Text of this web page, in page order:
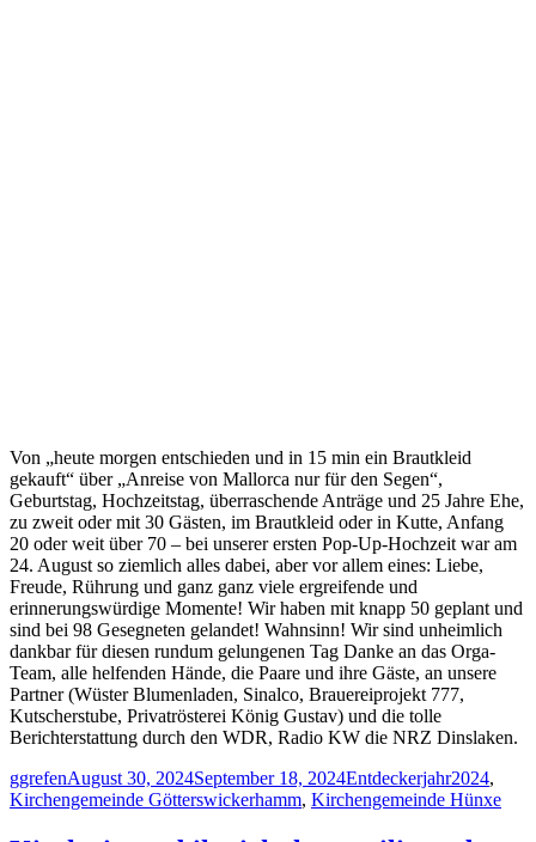
Von „heute morgen entschieden und in 15 min ein Brautkleid
gekauft“ über „Anreise von Mallorca nur für den Segen“,
Geburtstag, Hochzeitstag, überraschende Anträge und 25 Jahre Ehe,
zu zweit oder mit 30 Gästen, im Brautkleid oder in Kutte, Anfang
20 oder weit über 70 – bei unserer ersten Pop-Up-Hochzeit war am
24. August so ziemlich alles dabei, aber vor allem eines: Liebe,
Freude, Rührung und ganz ganz viele ergreifende und
erinnerungswürdige Momente! Wir haben mit knapp 50 geplant und
sind bei 98 Gesegneten gelandet! Wahnsinn! Wir sind unheimlich
dankbar für diesen rundum gelungenen Tag Danke an das Orga-
Team, alle helfenden Hände, die Paare und ihre Gäste, an unsere
Partner (Wüster Blumenladen, Sinalco, Brauereiprojekt 777,
Kutscherstube, Privatrösterei König Gustav) und die tolle
Berichterstattung durch den WDR, Radio KW die NRZ Dinslaken.
Author
ggrefenPosted
on
August 30, 2024September 18, 2024Categories
Entdeckerjahr2024,
Kirchengemeinde Götterswickerhamm, Kirchengemeinde Hünxe